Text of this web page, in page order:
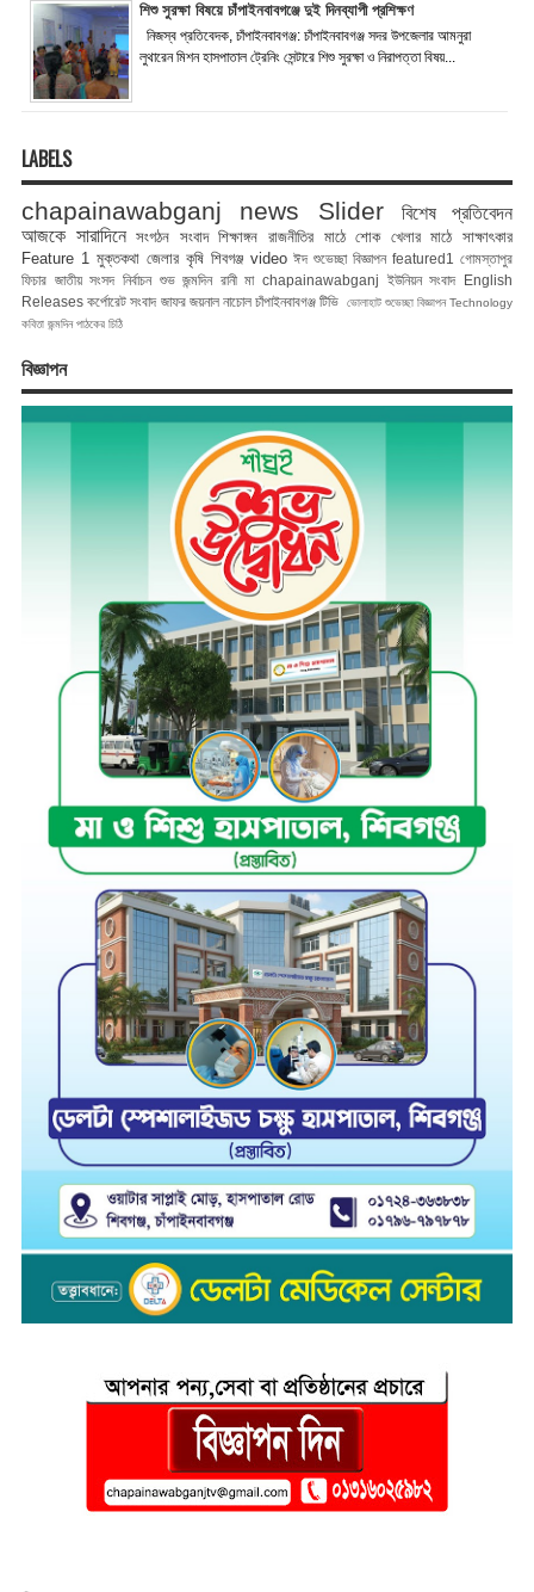
শিশু সুরক্ষা বিষয়ে চাঁপাইনবাবগঞ্জে দুই দিনব্যাপী প্রশিক্ষণ
নিজস্ব প্রতিবেদক, চাঁপাইনবাবগঞ্জ: চাঁপাইনবাবগঞ্জ সদর উপজেলার আমনুরা
লুথারেন মিশন হাসপাতাল ট্রেনিং সেন্টারে শিশু সুরক্ষা ও নিরাপত্তা বিষয়...
LABELS
chapainawabganj news Slider
বিশেষ প্রতিবেদন
আজকে সারাদিনে সংগঠন সংবাদ শিক্ষাঙ্গন রাজনীতির মাঠে শোক খেলার মাঠে
সাক্ষাৎকার
Feature 1 মুক্তকথা জেলার কৃষি শিবগঞ্জ video ঈদ শুভেচ্ছা বিজ্ঞাপন featured1
গোমস্তাপুর
ফিচার জাতীয় সংসদ নির্বাচন শুভ জন্মদিন রানী মা chapainawabganj ইউনিয়ন সংবাদ
English
Releases কর্পোরেট সংবাদ জাফর জয়নাল নাচোল চাঁপাইনবাবগঞ্জ টিভি ভোলাহাট শুভেচ্ছা বিজ্ঞাপন Technology
কবিতা জন্মদিন পাঠকের চিঠি
বিজ্ঞাপন